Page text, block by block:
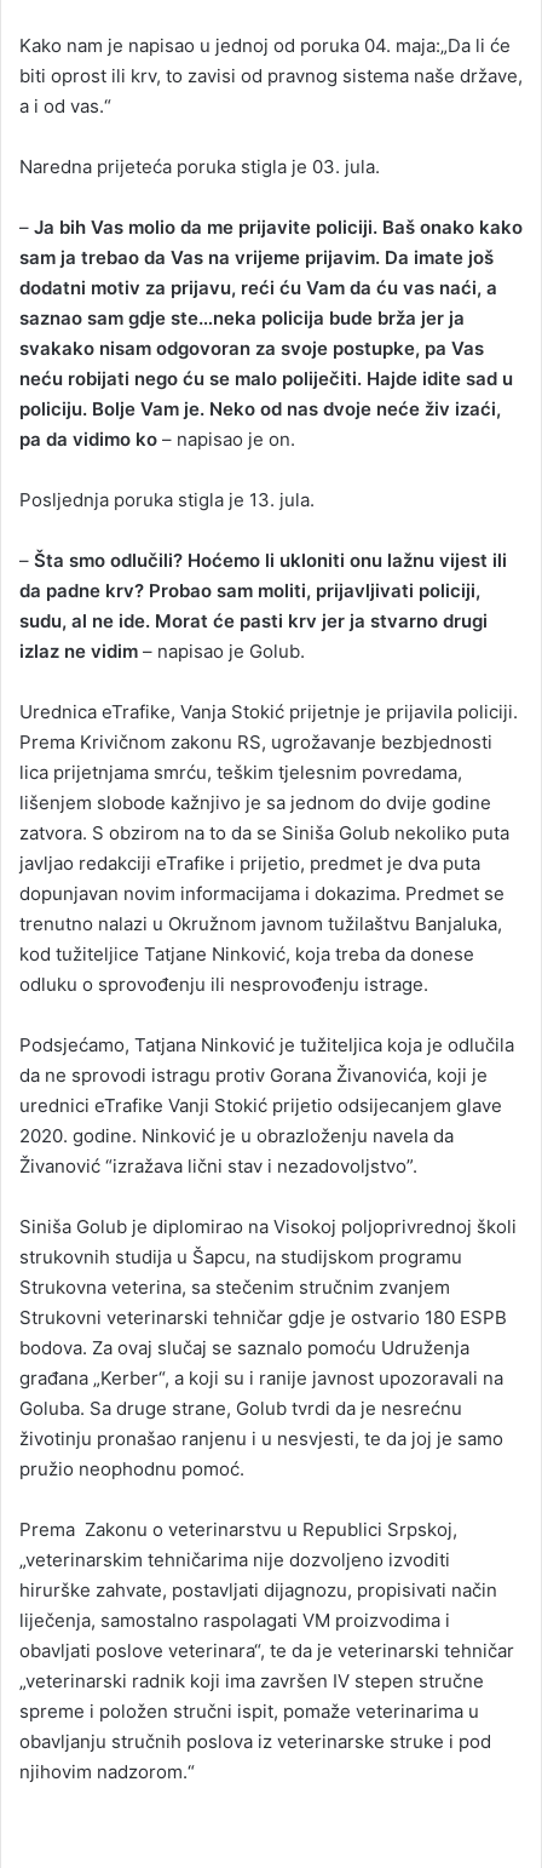
Kako nam je napisao u jednoj od poruka 04. maja:„Da li će
biti oprost ili krv, to zavisi od pravnog sistema naše države,
a i od vas.“
Naredna prijeteća poruka stigla je 03. jula.
– Ja bih Vas molio da me prijavite policiji. Baš onako kako
sam ja trebao da Vas na vrijeme prijavim. Da imate još
dodatni motiv za prijavu, reći ću Vam da ću vas naći, a
saznao sam gdje ste…neka policija bude brža jer ja
svakako nisam odgovoran za svoje postupke, pa Vas
neću robijati nego ću se malo poliječiti. Hajde idite sad u
policiju. Bolje Vam je. Neko od nas dvoje neće živ izaći,
pa da vidimo ko – napisao je on.
Posljednja poruka stigla je 13. jula.
– Šta smo odlučili? Hoćemo li ukloniti onu lažnu vijest ili
da padne krv? Probao sam moliti, prijavljivati policiji,
sudu, al ne ide. Morat će pasti krv jer ja stvarno drugi
izlaz ne vidim – napisao je Golub.
Urednica eTrafike, Vanja Stokić prijetnje je prijavila policiji.
Prema Krivičnom zakonu RS, ugrožavanje bezbjednosti
lica prijetnjama smrću, teškim tjelesnim povredama,
lišenjem slobode kažnjivo je sa jednom do dvije godine
zatvora. S obzirom na to da se Siniša Golub nekoliko puta
javljao redakciji eTrafike i prijetio, predmet je dva puta
dopunjavan novim informacijama i dokazima. Predmet se
trenutno nalazi u Okružnom javnom tužilaštvu Banjaluka,
kod tužiteljice Tatjane Ninković, koja treba da donese
odluku o sprovođenju ili nesprovođenju istrage.
Podsjećamo, Tatjana Ninković je tužiteljica koja je odlučila
da ne sprovodi istragu protiv Gorana Živanovića, koji je
urednici eTrafike Vanji Stokić prijetio odsijecanjem glave
2020. godine. Ninković je u obrazloženju navela da
Živanović “izražava lični stav i nezadovoljstvo”.
Siniša Golub je diplomirao na Visokoj poljoprivrednoj školi
strukovnih studija u Šapcu, na studijskom programu
Strukovna veterina, sa stečenim stručnim zvanjem
Strukovni veterinarski tehničar gdje je ostvario 180 ESPB
bodova. Za ovaj slučaj se saznalo pomoću Udruženja
građana „Kerber“, a koji su i ranije javnost upozoravali na
Goluba. Sa druge strane, Golub tvrdi da je nesrećnu
životinju pronašao ranjenu i u nesvjesti, te da joj je samo
pružio neophodnu pomoć.
Prema Zakonu o veterinarstvu u Republici Srpskoj,
„veterinarskim tehničarima nije dozvoljeno izvoditi
hirurške zahvate, postavljati dijagnozu, propisivati način
liječenja, samostalno raspolagati VM proizvodima i
obavljati poslove veterinara“, te da je veterinarski tehničar
„veterinarski radnik koji ima završen IV stepen stručne
spreme i položen stručni ispit, pomaže veterinarima u
obavljanju stručnih poslova iz veterinarske struke i pod
njihovim nadzorom.“